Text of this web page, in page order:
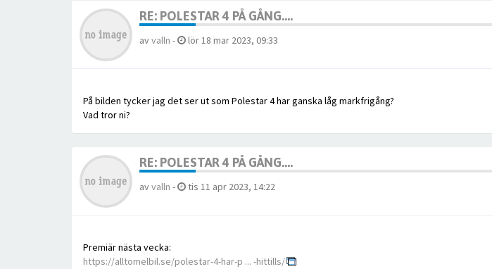
RE: POLESTAR 4 PÅ GÅNG....
avvalln - lör 18 mar 2023, 09:33
På bilden tycker jag det ser ut som Polestar 4 har ganska låg markfrigång?
Vad tror ni?
RE: POLESTAR 4 PÅ GÅNG....
avvalln - tis 11 apr 2023, 14:22
Premiär nästa vecka:
https://alltomelbil.se/polestar-4-har-p ... -hittills/